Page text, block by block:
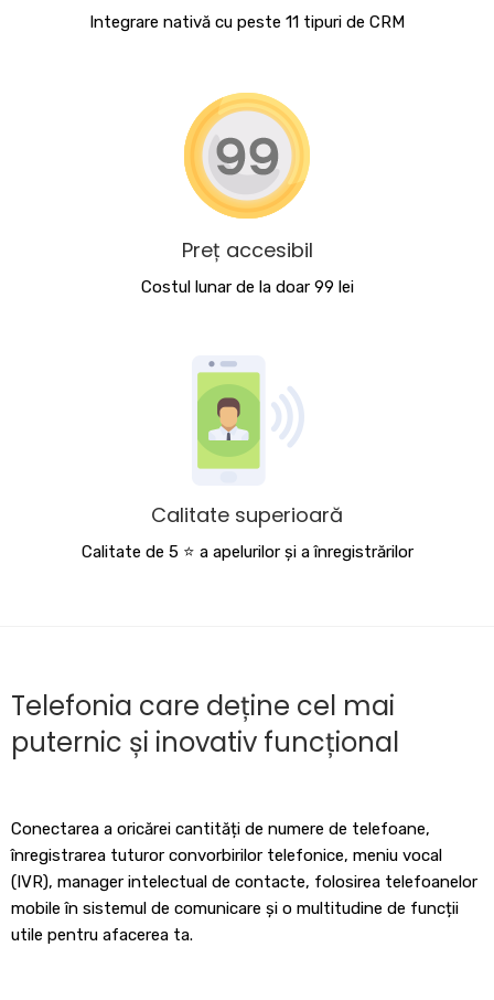
Integrare nativă cu peste 11 tipuri de CRM
Preț accesibil
Costul lunar de la doar 99 lei
Calitate superioară
Calitate de 5 ⭐️ a apelurilor și a înregistrărilor
Telefonia care deține cel mai
puternic și inovativ funcțional
Conectarea a oricărei cantități de numere de telefoane,
înregistrarea tuturor convorbirilor telefonice, meniu vocal
(IVR), manager intelectual de contacte, folosirea telefoanelor
mobile în sistemul de comunicare și o multitudine de funcții
utile pentru afacerea ta.